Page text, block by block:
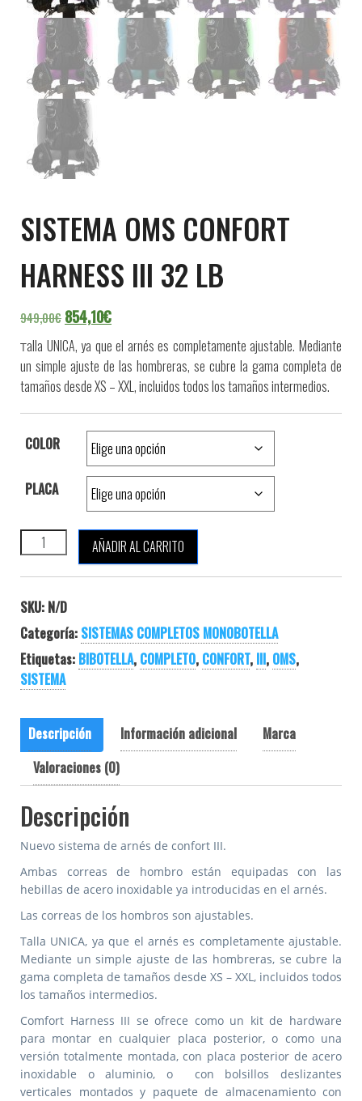
SISTEMA OMS CONFORT
HARNESS III 32 LB
949,00€ El precio original era: 949,00€.
854,10€El precio actual es: 854,10€.
Talla UNICA, ya que el arnés es completamente ajustable. Mediante
un simple ajuste de las hombreras, se cubre la gama completa de
tamaños desde XS – XXL, incluidos todos los tamaños intermedios.
COLOR
PLACA
SISTEMA OMS CONFORT HARNESS III 32 LB cantidad
AÑADIR AL CARRITO
SKU: N/D
Categoría: SISTEMAS COMPLETOS MONOBOTELLA
Etiquetas: BIBOTELLA, COMPLETO, CONFORT, III, OMS,
SISTEMA
Descripción Información adicional
Marca
Valoraciones (0)
Descripción
Nuevo sistema de arnés de confort III.
Ambas correas de hombro están equipadas con las
hebillas de acero inoxidable ya introducidas en el arnés.
Las correas de los hombros son ajustables.
Talla UNICA, ya que el arnés es completamente ajustable.
Mediante un simple ajuste de las hombreras, se cubre la
gama completa de tamaños desde XS – XXL, incluidos todos
los tamaños intermedios.
Comfort Harness III se ofrece como un kit de hardware
para montar en cualquier placa posterior, o como una
versión totalmente montada, con placa posterior de acero
inoxidable o aluminio, o con bolsillos deslizantes
verticales montados y paquete de almacenamiento con